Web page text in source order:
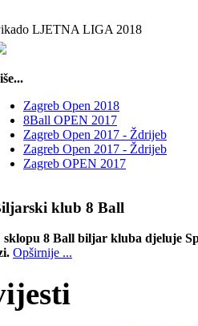
LJETNA LIGA 2018
Zagreb Open 2018
8Ball OPEN 2017
Zagreb Open 2017 - Ždrijeb
Zagreb Open 2017 - Ždrijeb
Zagreb OPEN 2017
klub 8 Ball
sklopu 8 Ball biljar kluba djeluje
Opširnije ...